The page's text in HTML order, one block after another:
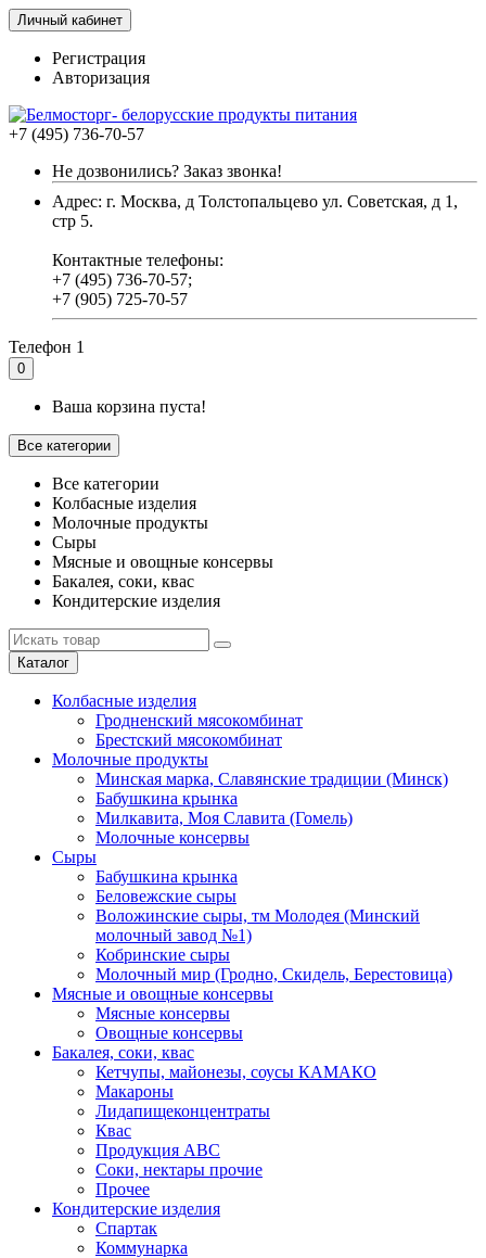
Личный кабинет
Регистрация
Авторизация
+7 (495) 736-70-57
Не дозвонились? Заказ звонка!
Адрес: г. Москва, д Толстопальцево ул. Советская, д 1,
стр 5.
Контактные телефоны:
+7 (495) 736-70-57;
+7 (905) 725-70-57
Телефон 1
0
Ваша корзина пуста!
Все категории
Все категории
Колбасные изделия
Молочные продукты
Сыры
Мясные и овощные консервы
Бакалея, соки, квас
Кондитерские изделия
Каталог
Колбасные изделия
Гродненский мясокомбинат
Брестский мясокомбинат
Молочные продукты
Минская марка, Славянские традиции (Минск)
Бабушкина крынка
Милкавита, Моя Славита (Гомель)
Молочные консервы
Сыры
Бабушкина крынка
Беловежские сыры
Воложинские сыры, тм Молодея (Минский
молочный завод №1)
Кобринские сыры
Молочный мир (Гродно, Скидель, Берестовица)
Мясные и овощные консервы
Мясные консервы
Овощные консервы
Бакалея, соки, квас
Кетчупы, майонезы, соусы КАМАКО
Макароны
Лидапищеконцентраты
Квас
Продукция АВС
Соки, нектары прочие
Прочее
Кондитерские изделия
Спартак
Коммунарка